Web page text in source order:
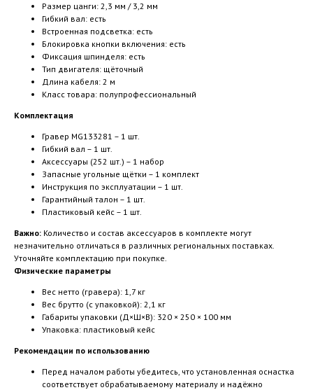
Размер цанги: 2,3 мм / 3,2 мм
Гибкий вал: есть
Встроенная подсветка: есть
Блокировка кнопки включения: есть
Фиксация шпинделя: есть
Тип двигателя: щёточный
Длина кабеля: 2 м
Класс товара: полупрофессиональный
Комплектация
Гравер MG133281 – 1 шт.
Гибкий вал – 1 шт.
Аксессуары (252 шт.) – 1 набор
Запасные угольные щётки – 1 комплект
Инструкция по эксплуатации – 1 шт.
Гарантийный талон – 1 шт.
Пластиковый кейс – 1 шт.
Важно: Количество и состав аксессуаров в комплекте могут
незначительно отличаться в различных региональных поставках.
Уточняйте комплектацию при покупке.
Физические параметры
Вес нетто (гравера): 1,7 кг
Вес брутто (с упаковкой): 2,1 кг
Габариты упаковки (Д×Ш×В): 320 × 250 × 100 мм
Упаковка: пластиковый кейс
Рекомендации по использованию
Перед началом работы убедитесь, что установленная оснастка
соответствует обрабатываемому материалу и надёжно